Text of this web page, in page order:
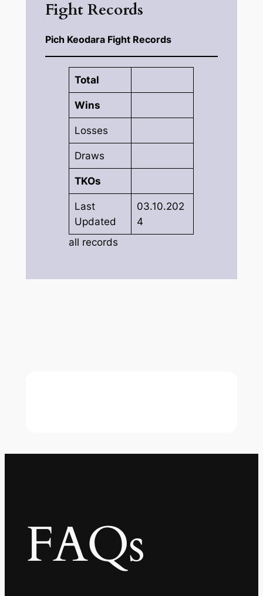
Fight Records
Pich Keodara Fight Records
Total
Wins
Losses
Draws
TKOs
Last
Updated
03.10.202
4
all records
FAQs